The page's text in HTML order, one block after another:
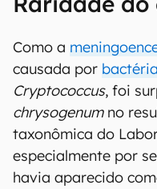
Como a
causada por
Cryptococcus, foi
chrysogenum no
taxonômica do
especialmente por
havia aparecido